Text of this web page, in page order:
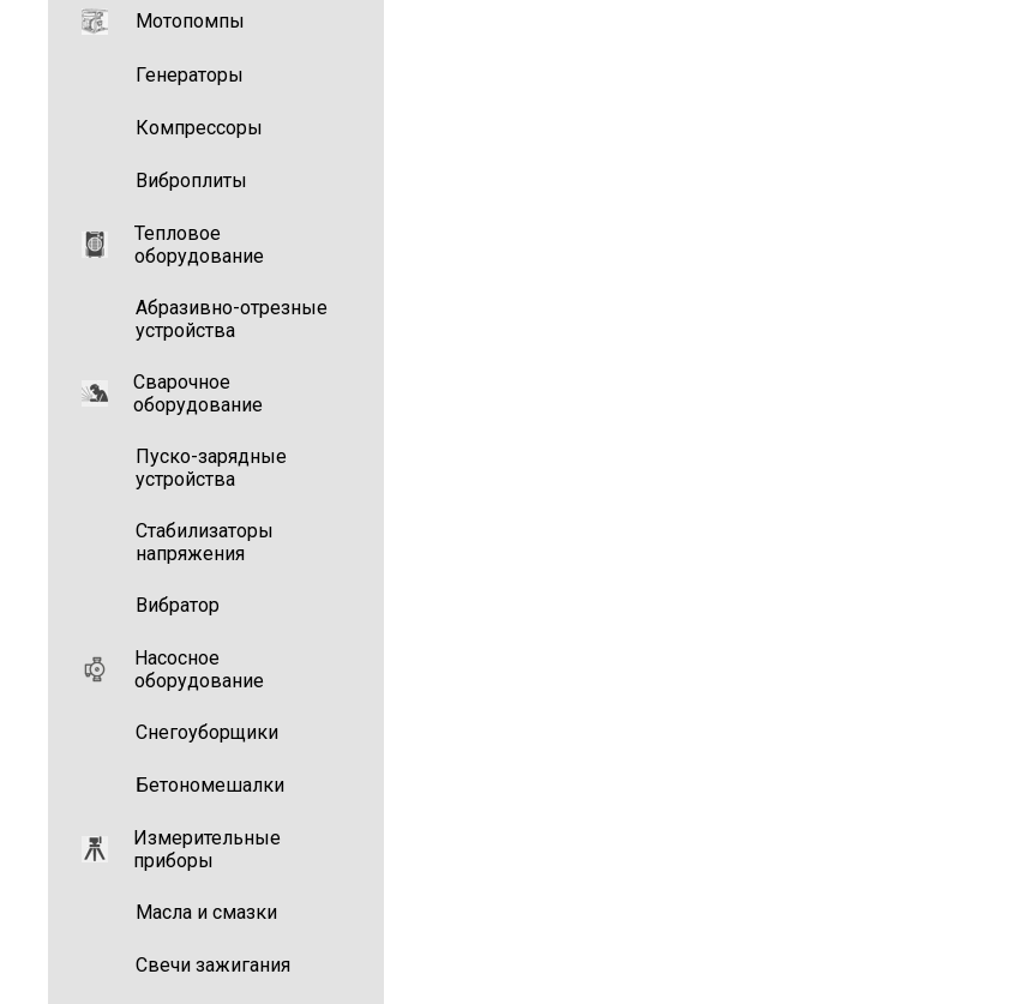
Мотопомпы
Генераторы
Компрессоры
Виброплиты
Тепловое
оборудование
Абразивно-отрезные
устройства
Сварочное
оборудование
Пуско-зарядные
устройства
Стабилизаторы
напряжения
Вибратор
Насосное
оборудование
Снегоуборщики
Бетономешалки
Измерительные
приборы
Масла и смазки
Свечи зажигания